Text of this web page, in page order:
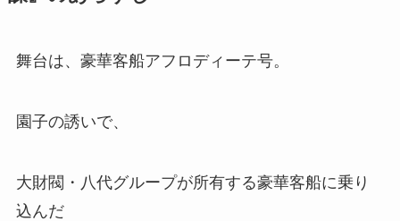
舞台は、豪華客船アフロディーテ号。
園子の誘いで、
大財閥・八代グループが所有する豪華客船に乗り
込んだ